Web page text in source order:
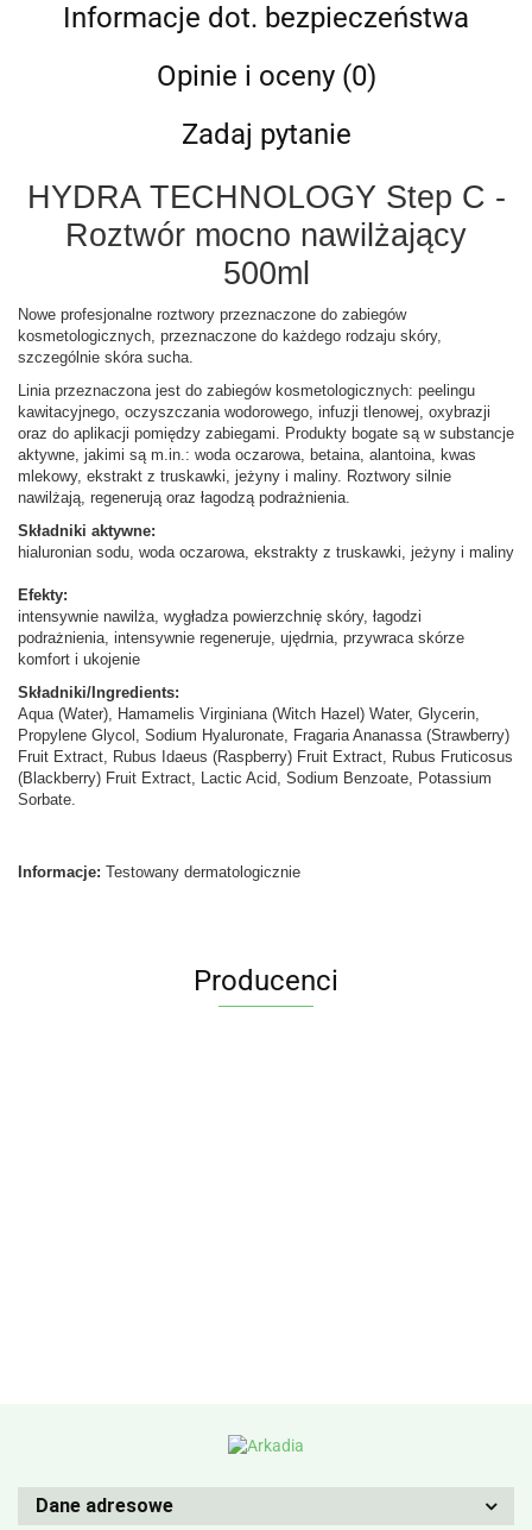
Informacje dot. bezpieczeństwa
Opinie i oceny (0)
Zadaj pytanie
HYDRA TECHNOLOGY Step C -
Roztwór mocno nawilżający
500ml
Nowe profesjonalne roztwory przeznaczone do zabiegów
kosmetologicznych, przeznaczone do każdego rodzaju skóry,
szczególnie skóra sucha.
Linia przeznaczona jest do zabiegów kosmetologicznych: peelingu
kawitacyjnego, oczyszczania wodorowego, infuzji tlenowej, oxybrazji
oraz do aplikacji pomiędzy zabiegami. Produkty bogate są w substancje
aktywne, jakimi są m.in.: woda oczarowa, betaina, alantoina, kwas
mlekowy, ekstrakt z truskawki, jeżyny i maliny. Roztwory silnie
nawilżają, regenerują oraz łagodzą podrażnienia.
Składniki aktywne:
hialuronian sodu, woda oczarowa, ekstrakty z truskawki, jeżyny i maliny
Efekty:
intensywnie nawilża, wygładza powierzchnię skóry, łagodzi
podrażnienia, intensywnie regeneruje, ujędrnia, przywraca skórze
komfort i ukojenie
Składniki/Ingredients:
Aqua (Water), Hamamelis Virginiana (Witch Hazel) Water, Glycerin,
Propylene Glycol, Sodium Hyaluronate, Fragaria Ananassa (Strawberry)
Fruit Extract, Rubus Idaeus (Raspberry) Fruit Extract, Rubus Fruticosus
(Blackberry) Fruit Extract, Lactic Acid, Sodium Benzoate, Potassium
Sorbate.
Informacje: Testowany dermatologicznie
Producenci
Dane adresowe